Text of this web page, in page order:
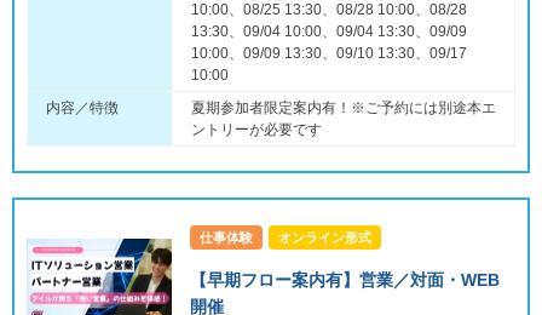
10:00、08/25 13:30、08/28 10:00、08/28
13:30、09/04 10:00、09/04 13:30、09/09
10:00、09/09 13:30、09/10 13:30、09/17
10:00
内容／特徴
夏期参加者限定案内有！※ご予約には別途本エ
ントリーが必要です
仕事体験 オンライン形式
【早期フロー案内有】営業／対面・WEB
開催